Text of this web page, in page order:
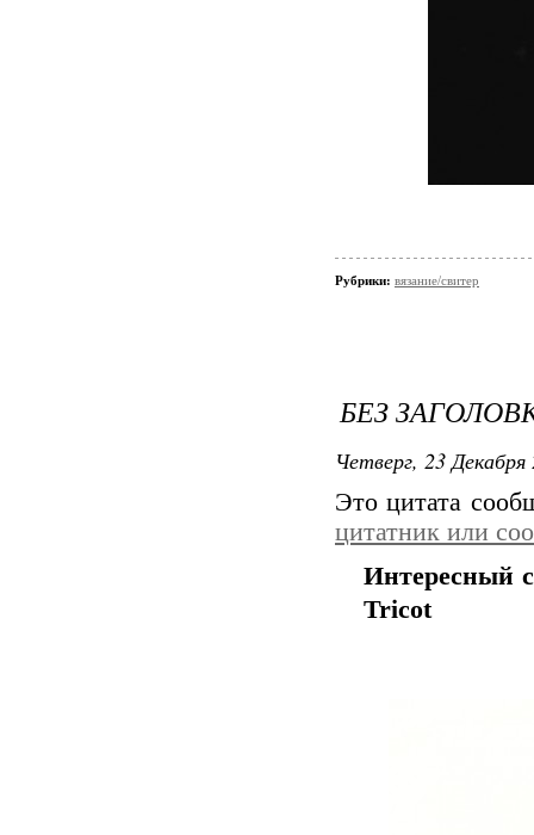
Рубрики: вязание/свитер
БЕЗ
Четверг, 23
Это цитата
цитатник или
Интересный
Tricot